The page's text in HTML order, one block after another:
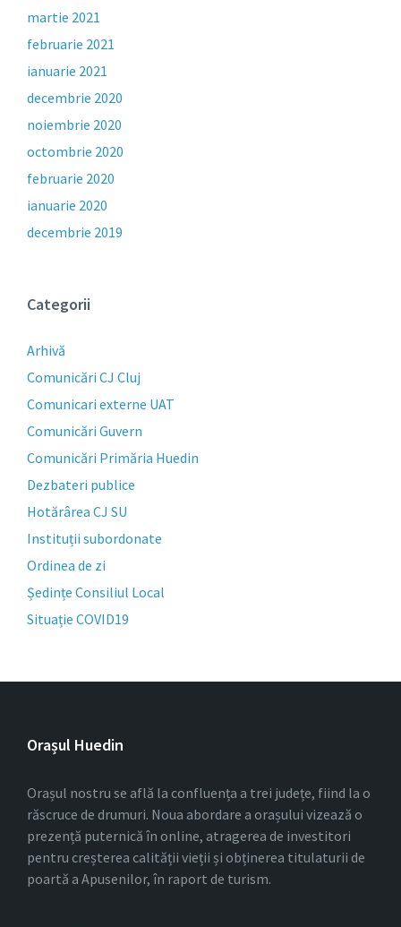
martie 2021
februarie 2021
ianuarie 2021
decembrie 2020
noiembrie 2020
octombrie 2020
februarie 2020
ianuarie 2020
decembrie 2019
Categorii
Arhivă
Comunicări CJ Cluj
Comunicari externe UAT
Comunicări Guvern
Comunicări Primăria Huedin
Dezbateri publice
Hotărârea CJ SU
Instituții subordonate
Ordinea de zi
Ședințe Consiliul Local
Situație COVID19
Orașul Huedin
Orașul nostru se află la confluența a trei județe, fiind la o
răscruce de drumuri. Noua abordare a orașului vizează o
prezență puternică în online, atragerea de investitori
pentru creșterea calității vieții și obținerea titulaturii de
poartă a Apusenilor, în raport de turism.